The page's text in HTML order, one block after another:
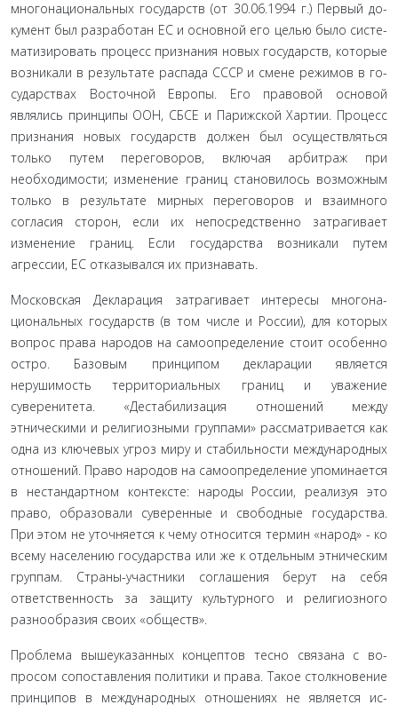
многонациональных государств (от 30.06.1994 г.) Первый до­
кумент был разработан ЕС и основной его целью было систе­
матизировать процесс признания новых государств, которые
возникали в результате распада СССР и смене режимов в го­
сударствах Восточной Европы. Его правовой основой
являлись принципы ООН, СБСЕ и Парижской Хартии. Процесс
при­знания новых государств должен был осуществляться
только путем переговоров, включая арбитраж при
необходимости; изменение границ становилось возможным
только в результа­те мирных переговоров и взаимного
согласия сторон, если их непосредственно затрагивает
изменение границ. Если государ­ства возникали путем
агрессии, ЕС отказывался их признавать.
Московская Декларация затрагивает интересы многона­
циональных государств (в том числе и России), для которых
во­прос права народов на самоопределение стоит особенно
остро. Базовым принципом декларации является
нерушимость тер­риториальных границ и уважение
суверенитета. «Дестаби­лизация отношений между
этническими и религиозными группами» рассматривается как
одна из ключевых угроз миру и стабильности международных
отношений. Право народов на самоопределение упоминается
в нестандартном контексте: народы России, реализуя это
право, образовали суверенные и свободные государства.
При этом не уточняется к чему отно­сится термин «народ» - ко
всему населению государства или же к отдельным этническим
группам. Страны-участники со­глашения берут на себя
ответственность за защиту культурно­го и религиозного
разнообразия своих «обществ».
Проблема вышеуказанных концептов тесно связана с во­
просом сопоставления политики и права. Такое столкновение
принципов в международных отношениях не является ис­